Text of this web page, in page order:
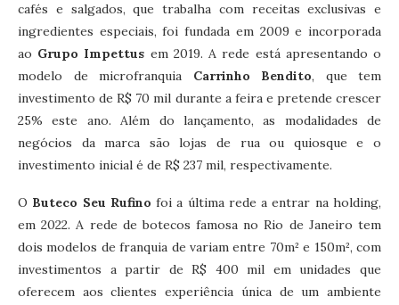
cafés e salgados, que trabalha com receitas exclusivas e
ingredientes especiais, foi fundada em 2009 e incorporada
ao Grupo Impettus em 2019. A rede está apresentando o
modelo de microfranquia Carrinho Bendito, que tem
investimento de R$ 70 mil durante a feira e pretende crescer
25% este ano. Além do lançamento, as modalidades de
negócios da marca são lojas de rua ou quiosque e o
investimento inicial é de R$ 237 mil, respectivamente.
O Buteco Seu Rufino foi a última rede a entrar na holding,
em 2022. A rede de botecos famosa no Rio de Janeiro tem
dois modelos de franquia de variam entre 70m² e 150m², com
investimentos a partir de R$ 400 mil em unidades que
oferecem aos clientes experiência única de um ambiente